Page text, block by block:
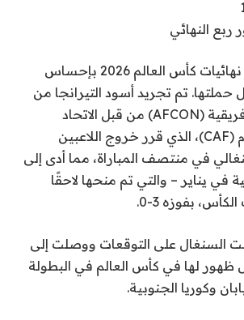
ربع النهائي
تتجه السنغال إلى نهائيات كأس العالم 2026 بإحساس
تم تجريد أسود التيرانجا من
لقب كأس الأمم الأفريقية (AFCON) من قبل الاتحاد
الأفريقي لكرة القدم (CAF)، الذي قرر خروج اللاعبين
في منتصف المباراة، مما أدى إلى
في يناير – والتي تم منحها لاحقًا
بفوزه 3-0.
2002، تغلبت السنغال على التوقعات ووصلت إلى
ظهور لها في كأس العالم في البطولة
وكوريا الجنوبية.